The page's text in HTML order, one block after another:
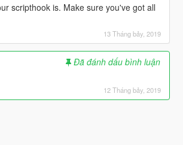
scripthook is. Make sure you've got all
13 Tháng bảy, 2019
Đã đánh dấu bình luận
12 Tháng bảy, 2019